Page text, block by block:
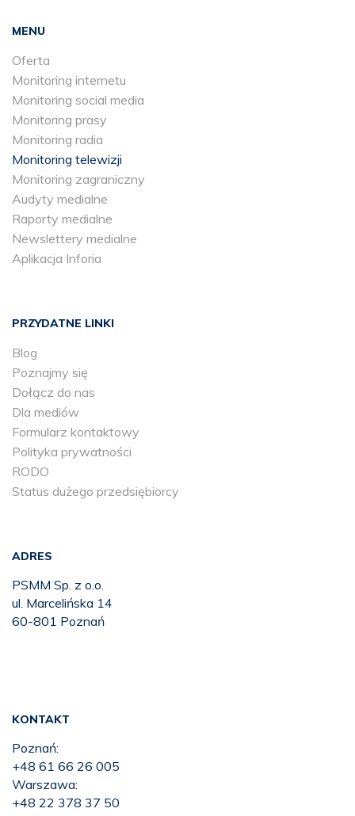
MENU
Oferta
Monitoring internetu
Monitoring social media
Monitoring prasy
Monitoring radia
Monitoring telewizji
Monitoring zagraniczny
Audyty medialne
Raporty medialne
Newslettery medialne
Aplikacja Inforia
PRZYDATNE LINKI
Blog
Poznajmy się
Dołącz do nas
Dla mediów
Formularz kontaktowy
Polityka prywatności
RODO
Status dużego przedsiębiorcy
ADRES
PSMM Sp. z o.o.
ul. Marcelińska 14
60-801 Poznań
KONTAKT
Poznań:
+48 61 66 26 005
Warszawa:
+48 22 378 37 50